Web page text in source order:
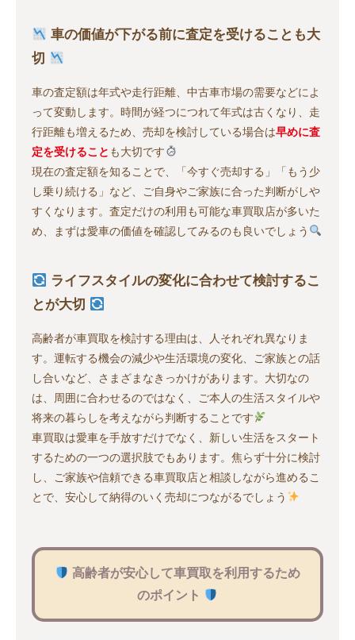
車の価値が下がる前に査定を受けることも大
切
車の査定額は年式や走行距離、中古車市場の需要などによ
って変動します。時間が経つにつれて年式は古くなり、走
行距離も増えるため、売却を検討している場合は早めに査
定を受けること も大切です
現在の査定額を知ることで、「今すぐ売却する」「もう少
し乗り続ける」など、ご自身やご家族に合った判断がしや
すくなります。査定だけの利用も可能な車買取店が多いた
め、まずは愛車の価値を確認してみるのも良いでしょう
ライフスタイルの変化に合わせて検討するこ
とが大切
高齢者が車買取を検討する理由は、人それぞれ異なりま
す。運転する機会の減少や生活環境の変化、ご家族との話
し合いなど、さまざまなきっかけがあります。大切なの
は、周囲に合わせるのではなく、ご本人の生活スタイルや
将来の暮らしを考えながら判断することです
車買取は愛車を手放すだけでなく、新しい生活をスタート
するための一つの選択肢でもあります。焦らず十分に検討
し、ご家族や信頼できる車買取店と相談しながら進めるこ
とで、安心して納得のいく売却につながるでしょう
高齢者が安心して車買取を利用するため
のポイント